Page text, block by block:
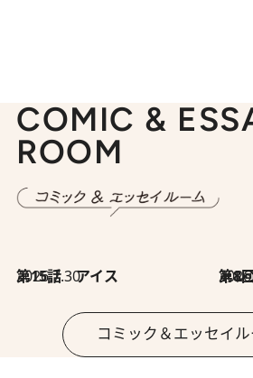
COMIC &
ROOM
2026.7.30
第15話 アイス 第8回「同
コミック＆エッセイル